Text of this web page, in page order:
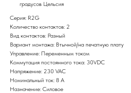
градусов Цельсия
Серия: R2G
Количество контактов: 2
Вид контактов: Разный
Вариант монтажа: Втычной/на печатную плату
Управление: Переменным током
Коммутация постоянного тока: 30VDC
Напряжение: 230 VAC
Номинальный ток: 8 А
Назначение: Силовое